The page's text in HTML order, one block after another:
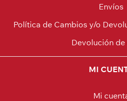
Envíos
Política de Cambios y/o
Devolución de
MI
Mi